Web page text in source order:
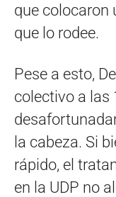
que colocaron
que lo rodee.
Pese a esto,
colectivo a las
la cabeza. Si
rápido, el
en la UDP no